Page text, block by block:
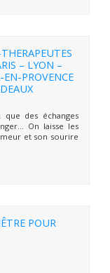
– LYON –
PROVENCE
des échanges
On laisse les
et son sourire
POUR